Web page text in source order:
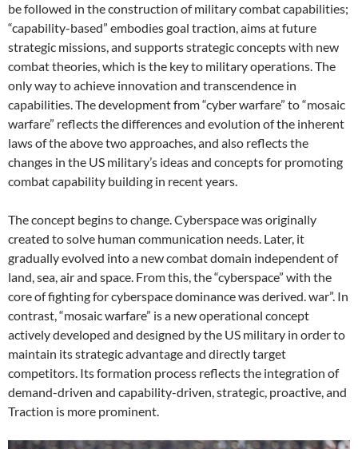
be followed in the construction of military combat capabilities;
“capability-based” embodies goal traction, aims at future
strategic missions, and supports strategic concepts with new
combat theories, which is the key to military operations. The
only way to achieve innovation and transcendence in
capabilities. The development from “cyber warfare” to “mosaic
warfare” reflects the differences and evolution of the inherent
laws of the above two approaches, and also reflects the
changes in the US military’s ideas and concepts for promoting
combat capability building in recent years.
The concept begins to change. Cyberspace was originally
created to solve human communication needs. Later, it
gradually evolved into a new combat domain independent of
land, sea, air and space. From this, the “cyberspace” with the
core of fighting for cyberspace dominance was derived. war”. In
contrast, “mosaic warfare” is a new operational concept
actively developed and designed by the US military in order to
maintain its strategic advantage and directly target
competitors. Its formation process reflects the integration of
demand-driven and capability-driven, strategic, proactive, and
Traction is more prominent.